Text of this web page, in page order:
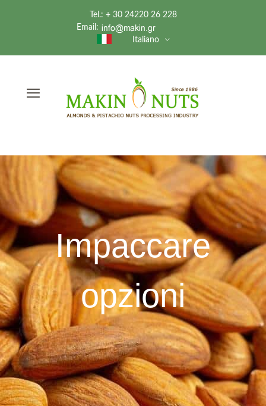
Tel.: + 30 24220 26 228
Email:
Italiano
Impaccare
opzioni